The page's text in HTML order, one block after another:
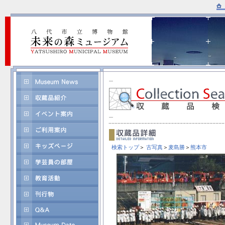
検索トップ＞ 古写真＞ 麦島勝＞ 熊本市